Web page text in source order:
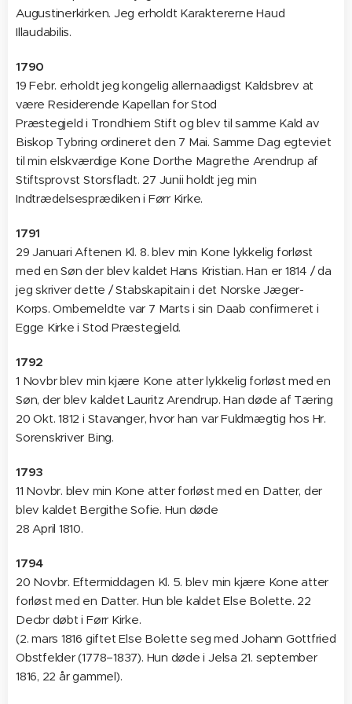
Augustinerkirken. Jeg erholdt Karaktererne Haud
Illaudabilis.
1790
19 Febr. erholdt jeg kongelig allernaadigst Kaldsbrev at
være Residerende Kapellan for Stod
Præstegjeld i Trondhiem Stift og blev til samme Kald av
Biskop Tybring ordineret den 7 Mai. Samme Dag egteviet
til min elskværdige Kone Dorthe Magrethe Arendrup af
Stiftsprovst Storsfladt. 27 Junii holdt jeg min
Indtrædelsesprædiken i Førr Kirke.
1791
29 Januari Aftenen Kl. 8. blev min Kone lykkelig forløst
med en Søn der blev kaldet Hans Kristian. Han er 1814 / da
jeg skriver dette / Stabskapitain i det Norske Jæger-
Korps. Ombemeldte var 7 Marts i sin Daab confirmeret i
Egge Kirke i Stod Præstegjeld.
1792
1 Novbr blev min kjære Kone atter lykkelig forløst med en
Søn, der blev kaldet Lauritz Arendrup. Han døde af Tæring
20 Okt. 1812 i Stavanger, hvor han var Fuldmægtig hos Hr.
Sorenskriver Bing.
1793
11 Novbr. blev min Kone atter forløst med en Datter, der
blev kaldet Bergithe Sofie. Hun døde
28 April 1810.
1794
20 Novbr. Eftermiddagen Kl. 5. blev min kjære Kone atter
forløst med en Datter. Hun ble kaldet Else Bolette. 22
Decbr døbt i Førr Kirke.
(2. mars 1816 giftet Else Bolette seg med Johann Gottfried
Obstfelder (1778–1837). Hun døde i Jelsa 21. september
1816, 22 år gammel).